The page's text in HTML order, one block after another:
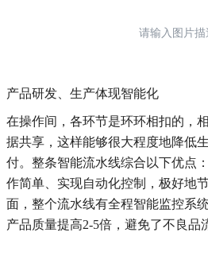
请输入图片描
产品研发、生产体现智能化
在操作间，各环节是环环相扣的，
据共享，这样能够很大程度地降低
付。整条智能流水线综合以下优点
作简单、实现自动化控制，极好地
面，整个流水线有全程智能监控系
产品质量提高2-5倍，避免了不良品